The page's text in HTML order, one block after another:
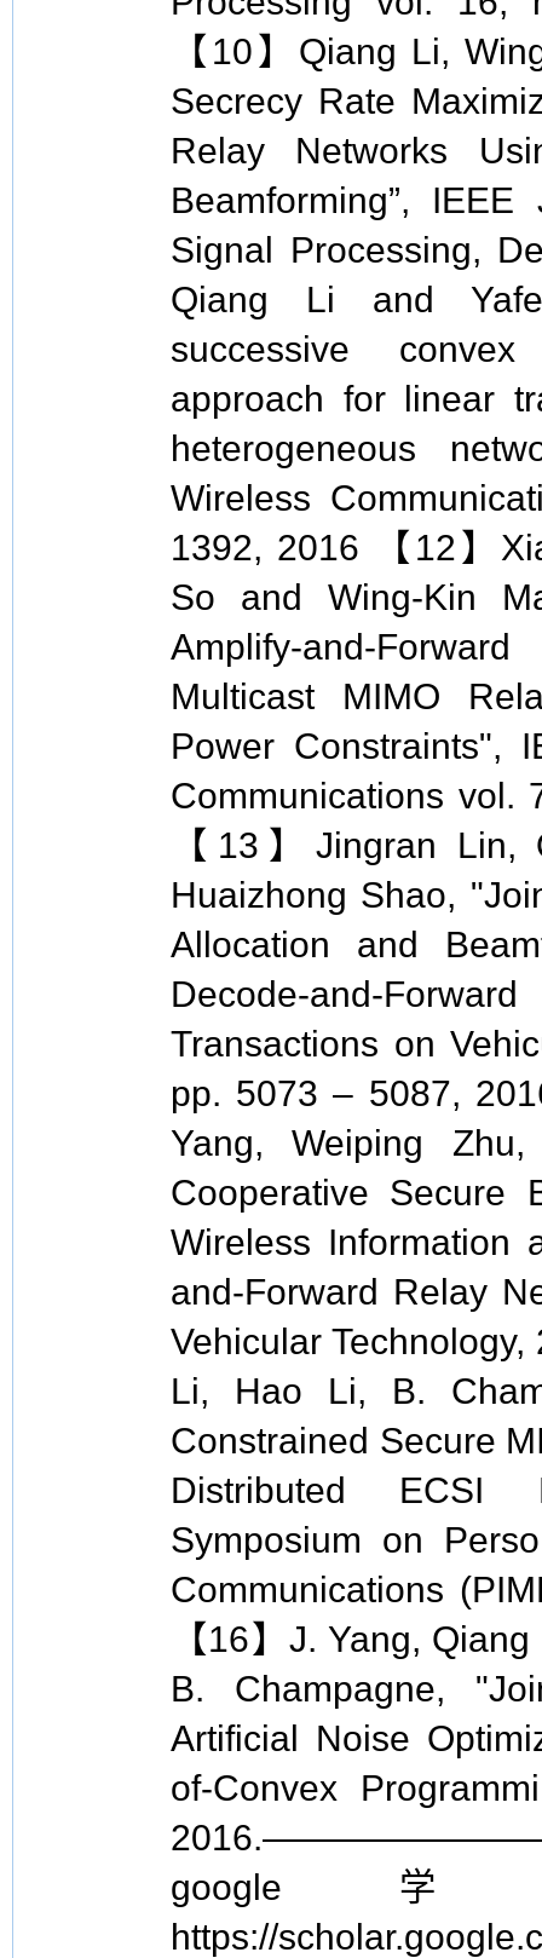
【10】Qiang Li,
Secrecy Rate
Relay Networks
Beamforming”,
Signal Processing,
Qiang Li and
successive
approach for linear
heterogeneous
Wireless
1392, 2016 【12】
So and Wing-Kin
Amplify-and-
Multicast MIMO
Power Constraints",
Communications vol.
【13】Jingran Lin,
Huaizhong Shao,
Allocation and
Decode-and-
Transactions on
pp. 5073 – 5087,
Yang, Weiping
Cooperative Secure
Wireless Information
and-Forward Relay
Vehicular
Li, Hao Li, B.
Constrained Secure
Distributed ECSI
Symposium on
Communications
【16】J. Yang,
B. Champagne,
Artificial Noise
of-Convex
2016.————————
google
https://